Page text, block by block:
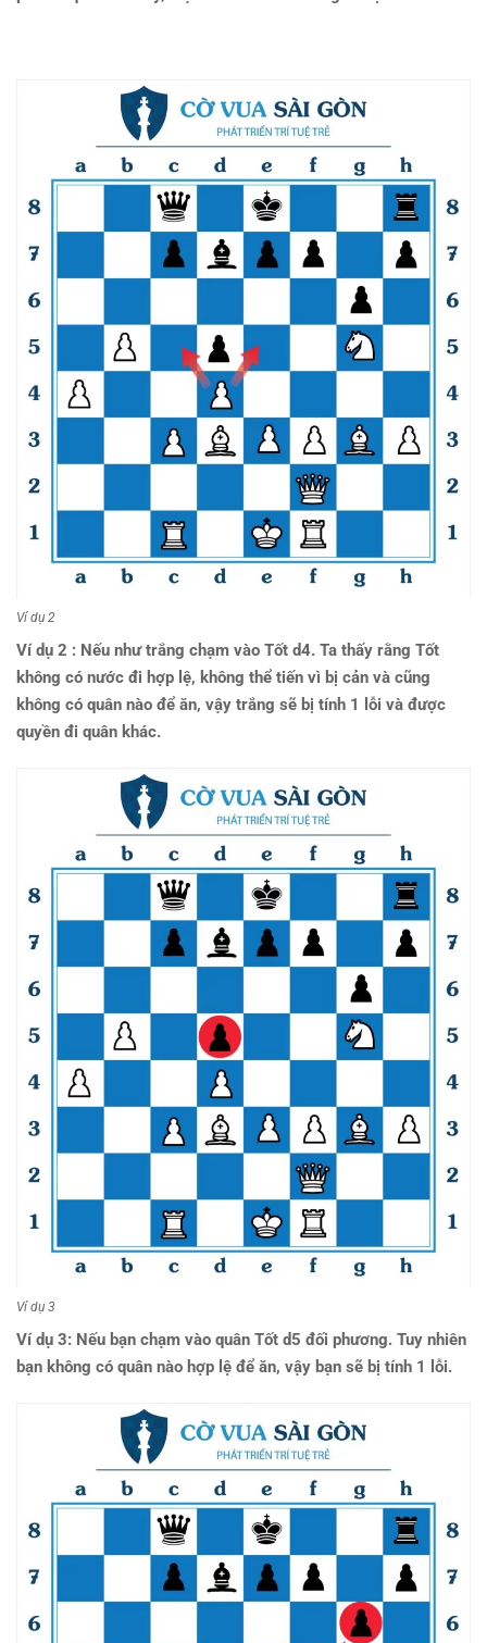
Ví dụ 2
Ví dụ 2 : Nếu như trắng chạm vào Tốt d4. Ta thấy rằng Tốt
không có nước đi hợp lệ, không thể tiến vì bị cản và cũng
không có quân nào để ăn, vậy trắng sẽ bị tính 1 lỗi và được
quyền đi quân khác.
Ví dụ 3
Ví dụ 3: Nếu bạn chạm vào quân Tốt d5 đối phương. Tuy nhiên
bạn không có quân nào hợp lệ để ăn, vậy bạn sẽ bị tính 1 lỗi.